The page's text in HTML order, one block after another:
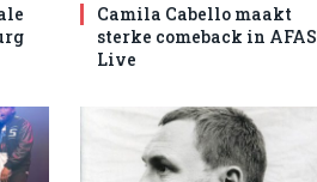
Camila Cabello maakt
sterke comeback in AFAS
Live